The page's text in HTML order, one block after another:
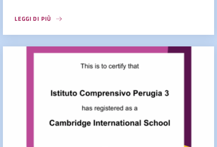
LEGGI DI PIÙ